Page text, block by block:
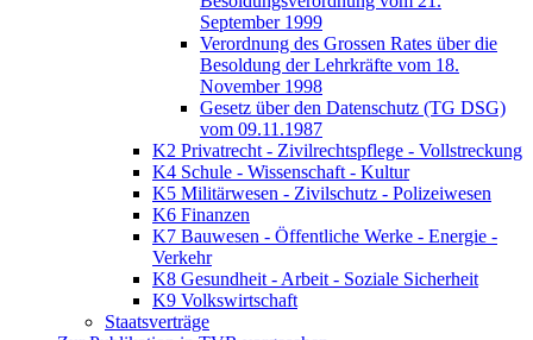
September 1999
Verordnung des Grossen Rates über die
Besoldung der Lehrkräfte vom 18.
November 1998
Gesetz über den Datenschutz (TG DSG)
vom 09.11.1987
K2 Privatrecht - Zivilrechtspflege - Vollstreckung
K4 Schule - Wissenschaft - Kultur
K5 Militärwesen - Zivilschutz - Polizeiwesen
K6 Finanzen
K7 Bauwesen - Öffentliche Werke - Energie -
Verkehr
K8 Gesundheit - Arbeit - Soziale Sicherheit
K9 Volkswirtschaft
Staatsverträge